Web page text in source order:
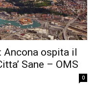
Ancona ospita il
Sane – OMS
0